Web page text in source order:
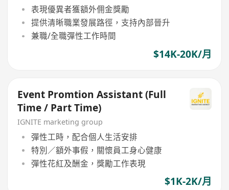
表現優異者獲額外佣金獎勵
提供清晰職業發展路徑，支持內部晉升
兼職/全職彈性工作時間
$14K-20K/月
Event Promtion Assistant (Full
Time / Part Time)
IGNITE marketing group
彈性工時，配合個人生活安排
特別／額外事假，關懷員工身心健康
彈性花紅及酬金，獎勵工作表現
$1K-2K/月